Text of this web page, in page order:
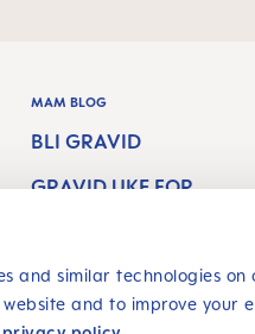
and similar technologies
and to improve
MAM BLOG
BLI GRAVID
GRAVID UKE FOR
NEWBORN CARE
AMMING